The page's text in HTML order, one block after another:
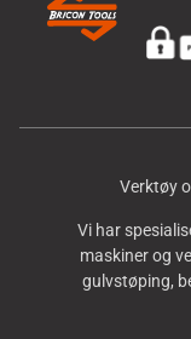
Verktøy
Vi har
maskiner og
gulvstøping,